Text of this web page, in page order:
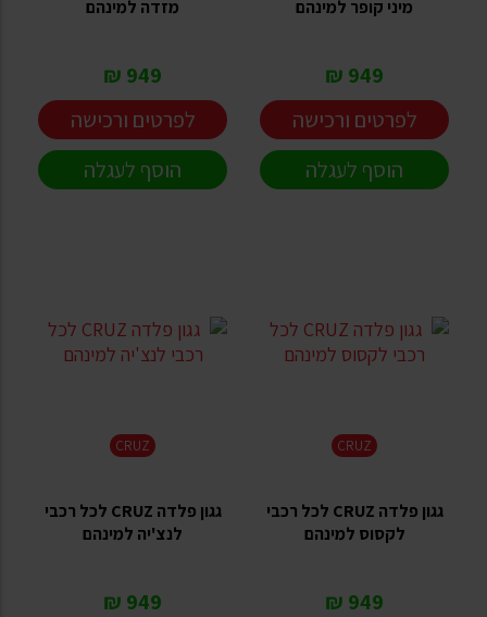
מיני קופר למינהם
949 ₪
לפרטים ורכישה
הוסף לעגלה
מזדה למינהם
949 ₪
לפרטים ורכישה
הוסף לעגלה
CRUZ
גגון פלדה CRUZ לכל רכבי
לקסוס למינהם
949 ₪
CRUZ
גגון פלדה CRUZ לכל רכבי
לנצ'יה למינהם
949 ₪